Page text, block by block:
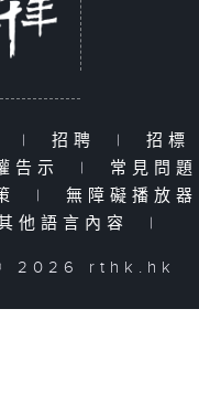
| 招聘 | 招標
告示
| 常見問題
| 無障礙播放器
他語言內容
|
2026 rthk.hk